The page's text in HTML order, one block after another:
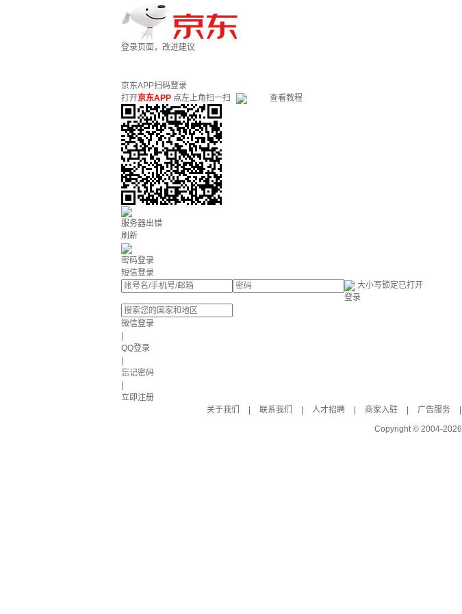
登录页面，改进建议
京东APP扫码登录
打开京东APP 点左上角扫一扫 查看教程
服务器出错
刷新
密码登录
短信登录
大小写锁定已打开
登录
微信登录
QQ登录
忘记密码
立即注册
关于我们
联系我们 人才招聘 商家入驻 广告服务
Copyright © 2004-2026